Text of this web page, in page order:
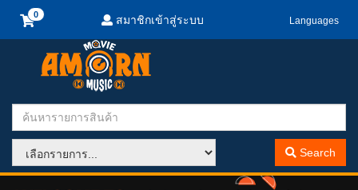
สมาชิกเข้าสู่ระบบ Languages
Search